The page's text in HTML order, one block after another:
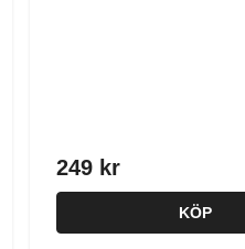
249 kr
KÖP